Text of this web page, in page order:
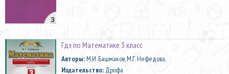
Гдз по Математике 3 класс
Aвторы:М.И. Башмаков, М.Г. Нефедова,
Издательство: Дрофа